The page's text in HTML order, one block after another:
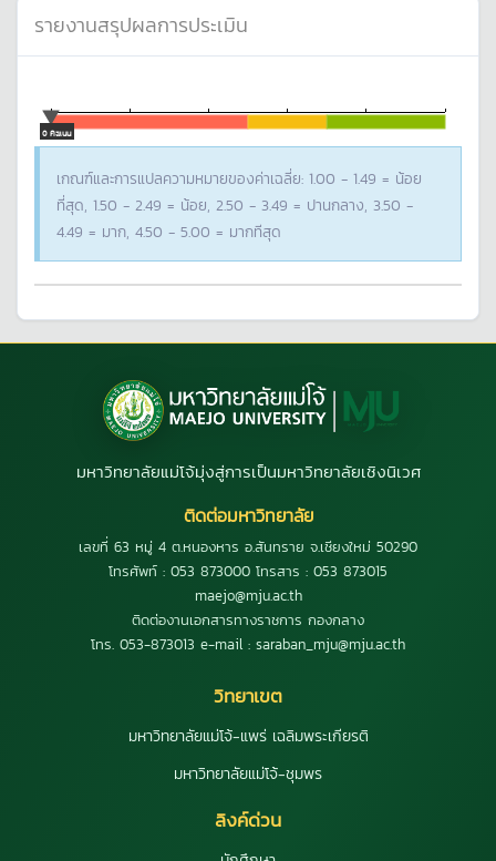
รายงานสรุปผลการประเมิน
0 คะแนน
เกณฑ์และการแปลความหมายของค่าเฉลี่ย: 1.00 - 1.49 = น้อย
ที่สุด, 1.50 - 2.49 = น้อย, 2.50 - 3.49 = ปานกลาง, 3.50 -
4.49 = มาก, 4.50 - 5.00 = มากทีสุด
มหาวิทยาลัยแม่โจ้มุ่งสู่การเป็นมหาวิทยาลัยเชิงนิเวศ
ติดต่อมหาวิทยาลัย
เลขที่ 63 หมู่ 4 ต.หนองหาร อ.สันทราย จ.เชียงใหม่ 50290
โทรศัพท์ : 053 873000 โทรสาร : 053 873015
maejo@mju.ac.th
ติดต่องานเอกสารทางราชการ กองกลาง
โทร. 053-873013 e-mail : saraban_mju@mju.ac.th
วิทยาเขต
มหาวิทยาลัยแม่โจ้-แพร่ เฉลิมพระเกียรติ
มหาวิทยาลัยแม่โจ้-ชุมพร
ลิงค์ด่วน